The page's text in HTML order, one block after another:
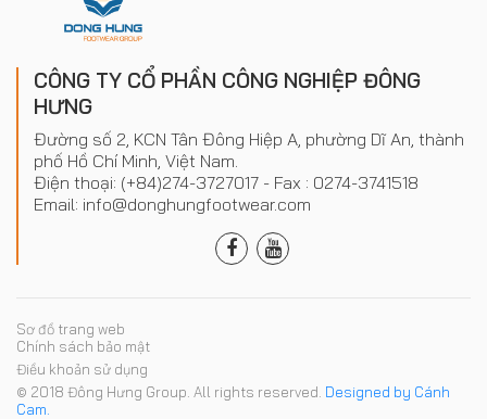
CÔNG TY CỔ PHẦN CÔNG NGHIỆP ĐÔNG
HƯNG
Đường số 2, KCN Tân Đông Hiệp A, phường Dĩ An, thành
phố Hồ Chí Minh, Việt Nam.
Điện thoại: (+84)274-3727017 - Fax : 0274-3741518
Email: info@donghungfootwear.com
Sơ đồ trang web
Chính sách bảo mật
Điều khoản sử dụng
© 2018 Đông Hưng Group. All rights reserved. Designed by Cánh
Cam.